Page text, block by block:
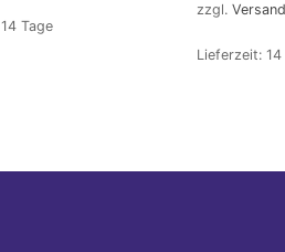
14 Tage
zzgl.
Lieferzeit: 14